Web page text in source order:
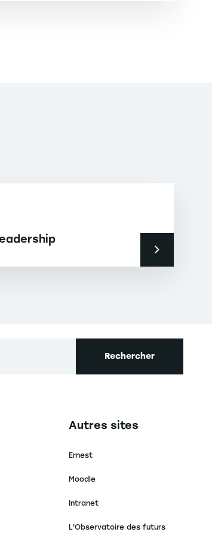
Rechercher
Navigation tertiaire footer
Autres sites
Ernest
Moodle
Intranet
L'Observatoire des futurs